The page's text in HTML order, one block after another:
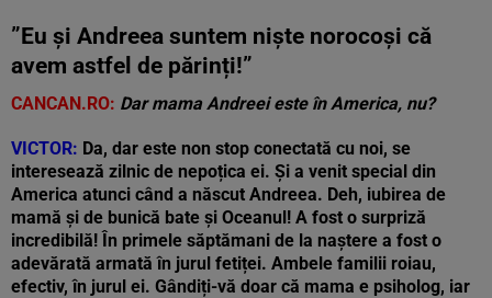
”Eu și Andreea suntem niște norocoși că
avem astfel de părinți!”
CANCAN.RO: Dar mama Andreei este în America, nu?
VICTOR: Da, dar este non stop conectată cu noi, se
interesează zilnic de nepoțica ei. Și a venit special din
America atunci când a născut Andreea. Deh, iubirea de
mamă și de bunică bate și Oceanul! A fost o surpriză
incredibilă! În primele săptămani de la naștere a fost o
adevărată armată în jurul fetiței. Ambele familii roiau,
efectiv, în jurul ei. Gândiți-vă doar că mama e psiholog, iar